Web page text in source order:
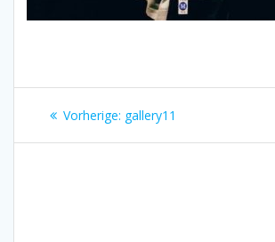
Beitragsnavigation
Vorherige: Vorheriger
gallery11